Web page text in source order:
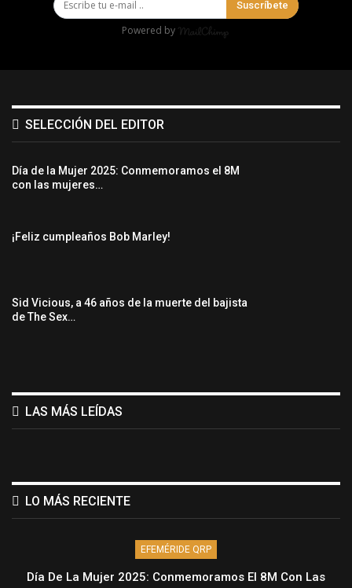
Suscríbete
Powered by
SELECCIÓN DEL EDITOR
Día de la Mujer 2025: Conmemoramos el 8M
con las mujeres…
¡Feliz cumpleaños Bob Marley!
Sid Vicious, a 46 años de la muerte del bajista
de The Sex…
LAS MÁS LEÍDAS
LO MÁS RECIENTE
EFEMÉRIDE QRP
Día De La Mujer 2025: Conmemoramos El 8M Con Las